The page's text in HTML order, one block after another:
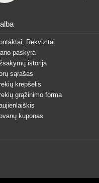
Rekvizitai
paskyra
istorija
sąrašas
krepšelis
grąžinimo forma
kuponas